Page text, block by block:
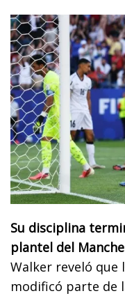
Su disciplina
plantel del
Walker reveló que
modificó parte de